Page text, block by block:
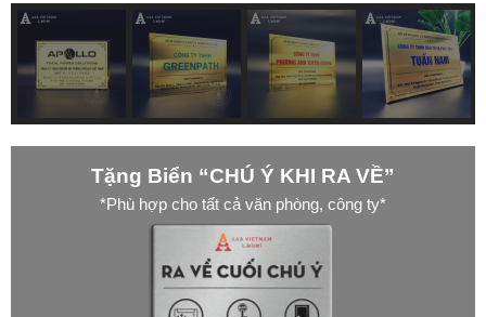
Tặng Biển “CHÚ Ý KHI RA VỀ”
*Phù hợp cho tất cả văn phòng, công ty*